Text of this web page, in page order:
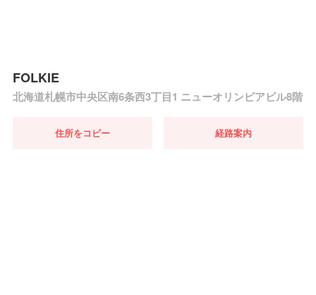
FOLKIE
北海道札幌市中央区南6条西3丁目1 ニューオリンピアビル8階
住所をコピー 経路案内